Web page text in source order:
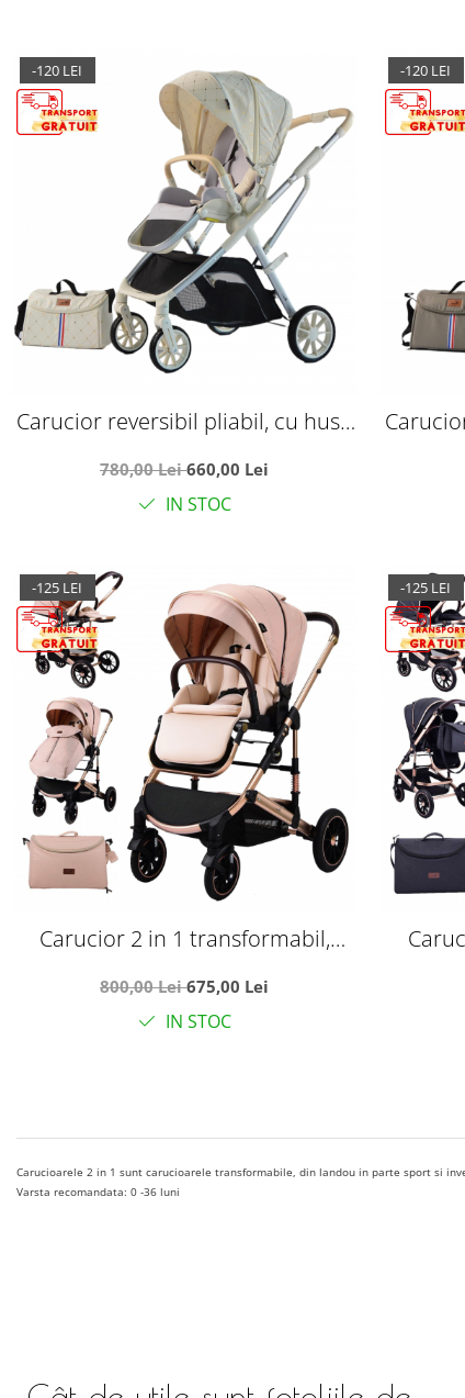
-120 LEI
Carucior reversibil pliabil, cu husa
780,00 Lei660,00 Lei
IN STOC
-120 LEI
-125 LEI
Carucior 2 in 1 transformabil,
800,00 Lei675,00 Lei
IN STOC
-125 LEI
Carucioarele 2 in 1 sunt carucioarele transformabile, din landou in parte sport si
Varsta recomandata: 0 -36 luni